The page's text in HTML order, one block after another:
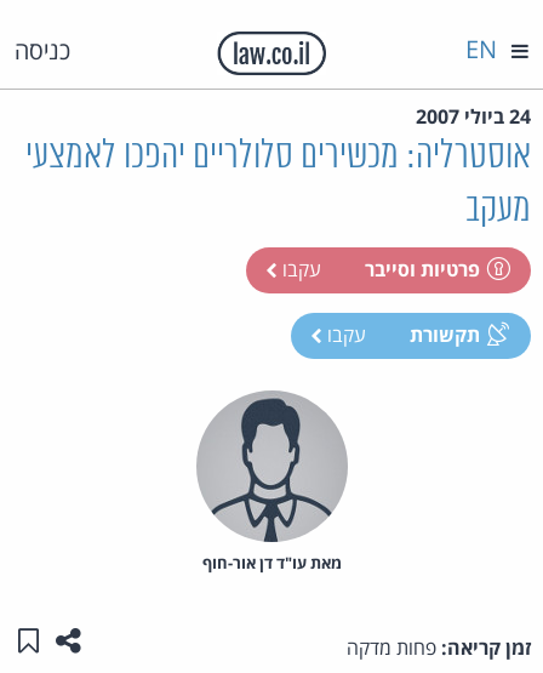
כניסה EN
24 ביולי 2007
אוסטרליה: מכשירים סלולריים יהפכו לאמצעי
מעקב
פרטיות וסייבר עקבו
תקשורת עקבו
מאת‏ עו"ד דן אור-חוף
זמן קריאה: פחות מדקה שתפו